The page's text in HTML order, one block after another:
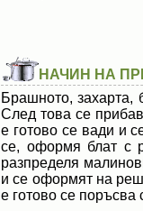
НАЧИН НА
Брашното, захарта,
След това се
е готово се вади и
се, оформя блат с
разпределя
и се оформят на
е готово се поръсва